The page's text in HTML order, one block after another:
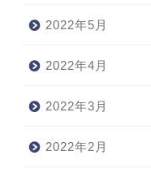
2022年5月
2022年4月
2022年3月
2022年2月